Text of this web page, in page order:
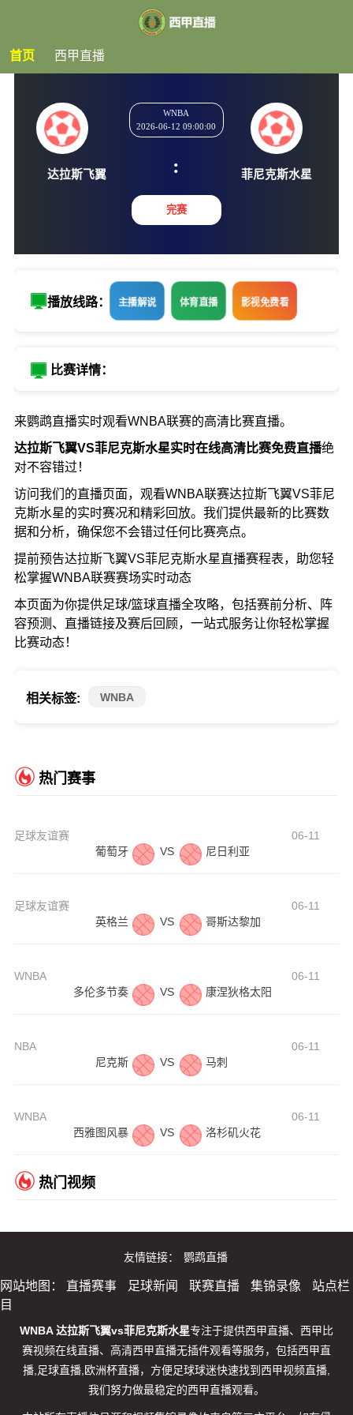
首页 西甲直播
WNBA
2026-06-12 09:00:00
:
完赛
播放线路： 主播解说 体育直播 影视免费看
比赛详情：
来鹦鹉直播实时观看WNBA联赛的高清比赛直播。
达拉斯飞翼VS菲尼克斯水星实时在线高清比赛免费直播绝
对不容错过！
访问我们的直播页面，观看WNBA联赛达拉斯飞翼VS菲尼
克斯水星的实时赛况和精彩回放。我们提供最新的比赛数
据和分析，确保您不会错过任何比赛亮点。
提前预告达拉斯飞翼VS菲尼克斯水星直播赛程表，助您轻
松掌握WNBA联赛赛场实时动态
本页面为你提供足球/篮球直播全攻略，包括赛前分析、阵
容预测、直播链接及赛后回顾，一站式服务让你轻松掌握
比赛动态！
相关标签: WNBA
热门赛事
足球友谊赛
06-11
葡萄牙
VS 尼日利亚
足球友谊赛
06-11
英格兰
VS 哥斯达黎加
WNBA
06-11
多伦多节奏
VS 康涅狄格太阳
NBA
06-11
尼克斯
VS 马刺
WNBA
06-11
西雅图风暴
VS 洛杉矶火花
热门视频
友情链接： 鹦鹉直播
网站地图： 直播赛事 足球新闻 联赛直播 集锦录像
站点栏
目
WNBA 达拉斯飞翼vs菲尼克斯水星专注于提供西甲直播、西甲比
赛视频在线直播、高清西甲直播无插件观看等服务，包括西甲直
播,足球直播,欧洲杯直播，方便足球球迷快速找到西甲视频直播,
我们努力做最稳定的西甲直播观看。